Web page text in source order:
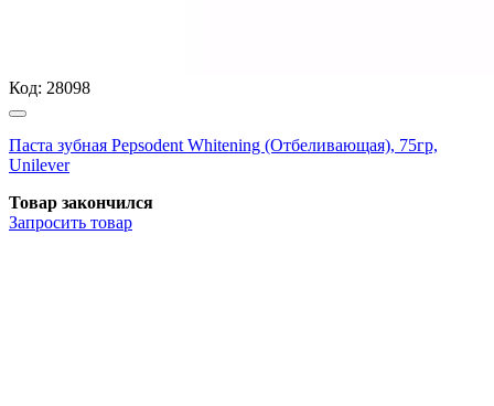
Код: 28098
Паста зубная Pepsodent Whitening (Отбеливающая), 75гр,
Unilever
Товар закончился
Запросить товар